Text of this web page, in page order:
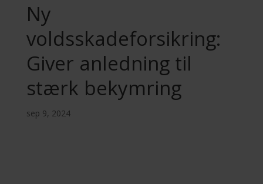
Ny
voldsskadeforsikring:
Giver anledning til
stærk bekymring
sep 9, 2024